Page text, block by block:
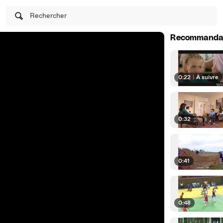
Rechercher
0:22 À suivre
0:32
0:41
0:48